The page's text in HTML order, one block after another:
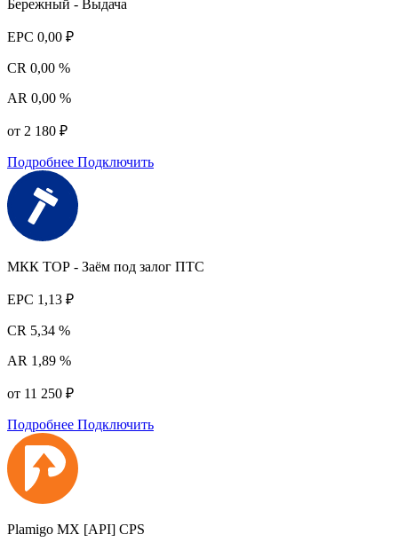
Бережный - Выдача
EPC 0,00 ₽
CR 0,00 %
AR 0,00 %
от 2 180 ₽
Подробнее Подключить
МКК ТОР - Заём под залог ПТС
EPC 1,13 ₽
CR 5,34 %
AR 1,89 %
от 11 250 ₽
Подробнее Подключить
Plamigo MX [API] CPS